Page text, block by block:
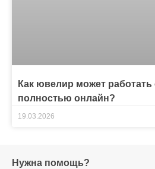
Как ювелир может работать
полностью онлайн?
19.03.2026
Нужна помощь?